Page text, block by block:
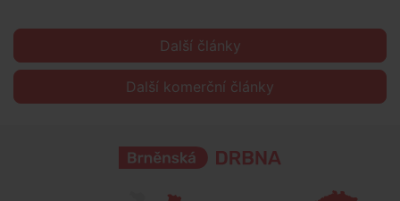
Další články
Další komerční články